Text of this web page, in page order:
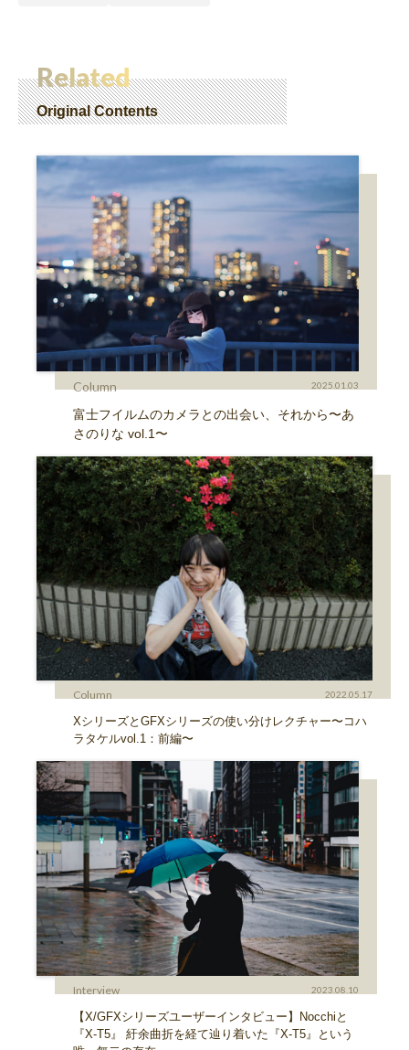
Related
Original Contents
Column 2025.01.03
富士フイルムのカメラとの出会い、それから〜あ
さのりな vol.1〜
Column 2022.05.17
XシリーズとGFXシリーズの使い分けレクチャー〜コハ
ラタケルvol.1：前編〜
Interview 2023.08.10
【X/GFXシリーズユーザーインタビュー】Nocchiと
『X-T5』 紆余曲折を経て辿り着いた『X-T5』という